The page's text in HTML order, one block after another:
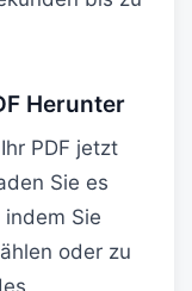
Herunter
PDF jetzt
Sie es
Sie
oder zu